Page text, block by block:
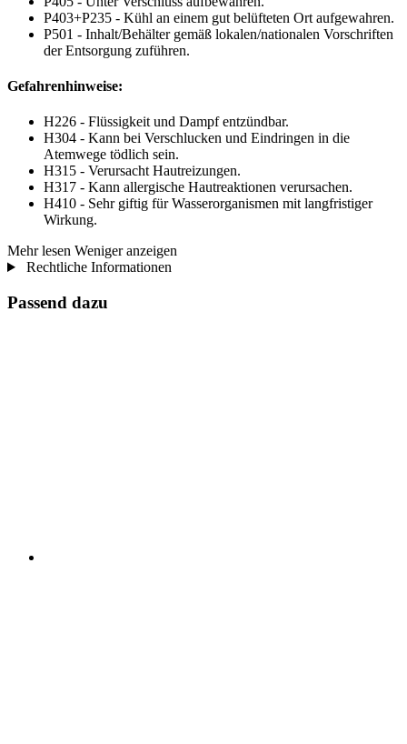
P403+P235 - Kühl an einem gut belüfteten Ort aufgewahren.
P501 - Inhalt/Behälter gemäß lokalen/nationalen Vorschriften
der Entsorgung zuführen.
Gefahrenhinweise:
H226 - Flüssigkeit und Dampf entzündbar.
H304 - Kann bei Verschlucken und Eindringen in die
Atemwege tödlich sein.
H315 - Verursacht Hautreizungen.
H317 - Kann allergische Hautreaktionen verursachen.
H410 - Sehr giftig für Wasserorganismen mit langfristiger
Wirkung.
Mehr lesen Weniger anzeigen
Rechtliche Informationen
Passend dazu